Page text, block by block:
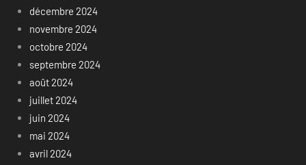
décembre 2024
novembre 2024
octobre 2024
septembre 2024
août 2024
juillet 2024
juin 2024
mai 2024
avril 2024